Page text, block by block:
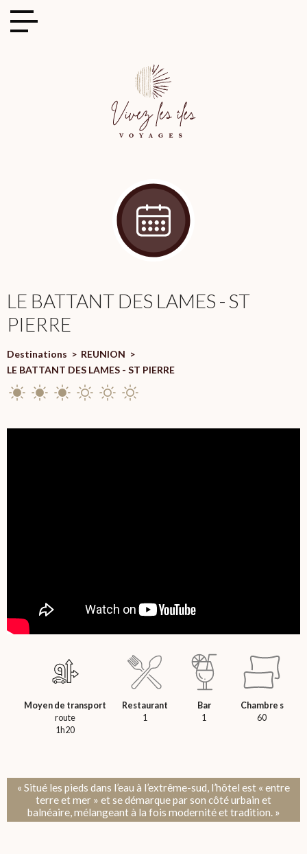
LE BATTANT DES LAMES - ST
PIERRE
Destinations > REUNION >
LE BATTANT DES LAMES - ST PIERRE
Moyen de transport
route
1h20
Restaurant
1
Bar
1
Chambre s
60
« Situé les pieds dans l’eau à l’extrême-sud, l’hôtel est « entre
terre et mer » et se démarque par son côté urbain et
balnéaire, mélangeant à la fois modernité et tradition. »